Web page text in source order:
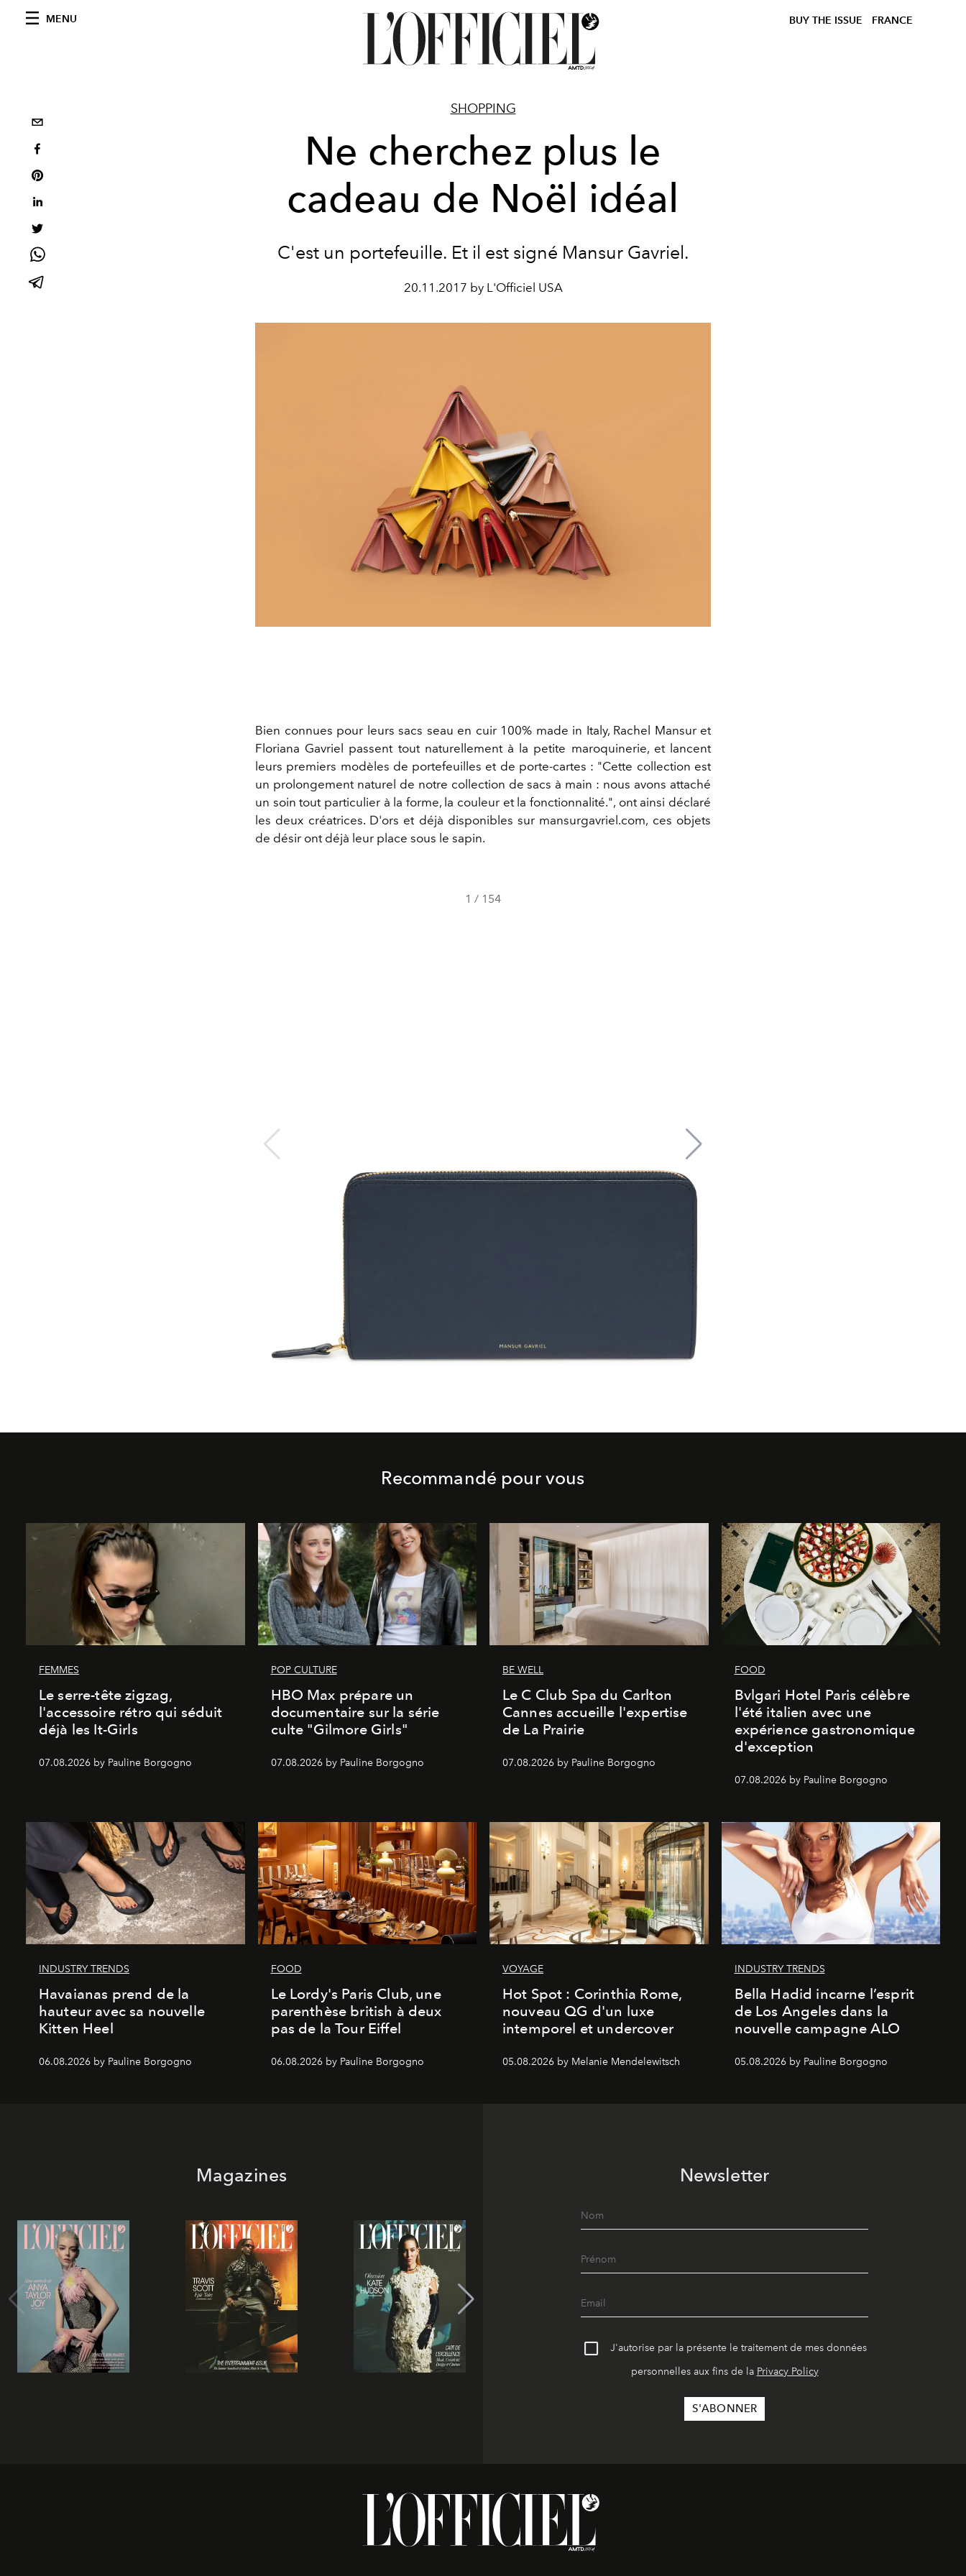
MENU BUY THE ISSUE FRANCE
SHOPPING
Ne cherchez plus le
cadeau de Noël idéal
C'est un portefeuille. Et il est signé Mansur Gavriel.
20.11.2017 by L'Officiel USA
Bien connues pour leurs sacs seau en cuir 100% made in Italy, Rachel Mansur et
Floriana Gavriel passent tout naturellement à la petite maroquinerie, et lancent
leurs premiers modèles de portefeuilles et de porte-cartes : ​​​​​​"Cette collection est
un prolongement naturel de notre collection de sacs à main : nous avons attaché
un soin tout particulier à la forme, la couleur et la fonctionnalité.", ont ainsi déclaré
les deux créatrices. D'ors et déjà disponibles sur mansurgavriel.com, ces objets
de désir ont déjà leur place sous le sapin.
1 / 154
Recommandé pour vous
FEMMES
Le serre-tête zigzag,
l'accessoire rétro qui séduit
déjà les It-Girls
07.08.2026 by Pauline Borgogno
POP CULTURE
HBO Max prépare un
documentaire sur la série
culte "Gilmore Girls"
07.08.2026 by Pauline Borgogno
BE WELL
Le C Club Spa du Carlton
Cannes accueille l'expertise
de La Prairie
07.08.2026 by Pauline Borgogno
FOOD
Bvlgari Hotel Paris célèbre
l'été italien avec une
expérience gastronomique
d'exception
07.08.2026 by Pauline Borgogno
INDUSTRY TRENDS
Havaianas prend de la
hauteur avec sa nouvelle
Kitten Heel
06.08.2026 by Pauline Borgogno
FOOD
Le Lordy's Paris Club, une
parenthèse british à deux
pas de la Tour Eiffel
06.08.2026 by Pauline Borgogno
VOYAGE
Hot Spot : Corinthia Rome,
nouveau QG d'un luxe
intemporel et undercover
05.08.2026 by Melanie Mendelewitsch
INDUSTRY TRENDS
Bella Hadid incarne l’esprit
de Los Angeles dans la
nouvelle campagne ALO
05.08.2026 by Pauline Borgogno
Magazines Newsletter
J'autorise par la présente le traitement de mes données
personnelles aux fins de la Privacy Policy